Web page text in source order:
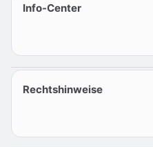
Info-Center
Rechtshinweise